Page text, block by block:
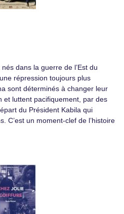
dans la guerre de l’Est du
répression toujours plus
sont déterminés à changer leur
et luttent pacifiquement, par des
du Président Kabila qui
C’est un moment-clef de l’histoire